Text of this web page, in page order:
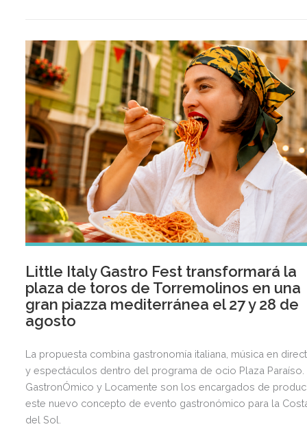
Little Italy Gastro Fest transformará la
plaza de toros de Torremolinos en una
gran piazza mediterránea el 27 y 28 de
agosto
La propuesta combina gastronomía italiana, música en
y espectáculos dentro del programa de ocio Plaza Paraíso.
GastronÓmico y Locamente son los encargados de
este nuevo concepto de evento gastronómico para la
del Sol.